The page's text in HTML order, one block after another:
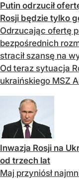
Putin odrzucił
Rosji będzie tylko
Odrzucając ofertę
bezpośrednich
stracił szansę na
Od teraz sytuacja
ukraińskiego MSZ
Inwazja Rosji na
od trzech lat
Maj przyniósł